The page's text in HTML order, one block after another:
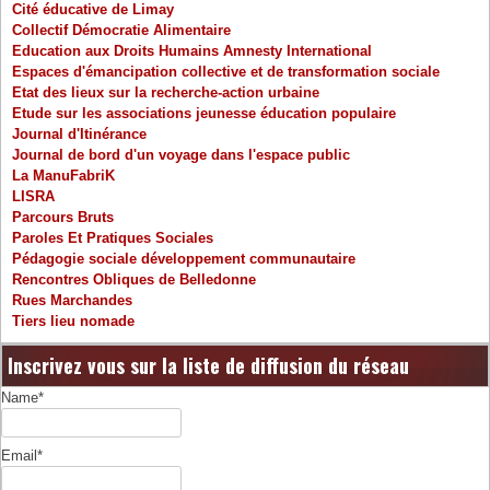
Cité éducative de Limay
Collectif Démocratie Alimentaire
Education aux Droits Humains Amnesty International
Espaces d'émancipation collective et de transformation sociale
Etat des lieux sur la recherche-action urbaine
Etude sur les associations jeunesse éducation populaire
Journal d'Itinérance
Journal de bord d'un voyage dans l'espace public
La ManuFabriK
LISRA
Parcours Bruts
Paroles Et Pratiques Sociales
Pédagogie sociale développement communautaire
Rencontres Obliques de Belledonne
Rues Marchandes
Tiers lieu nomade
Inscrivez vous sur la liste de diffusion du réseau
Name*
Email*